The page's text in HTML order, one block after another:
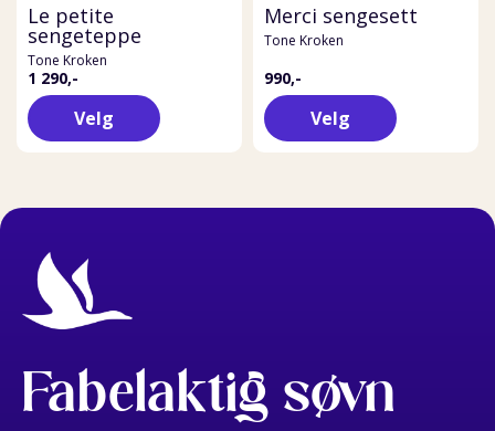
Le petite
sengeteppe
Tone Kroken
1 290,-
Velg
Merci sengesett
Tone Kroken
990,-
Velg
Fabelaktig søvn